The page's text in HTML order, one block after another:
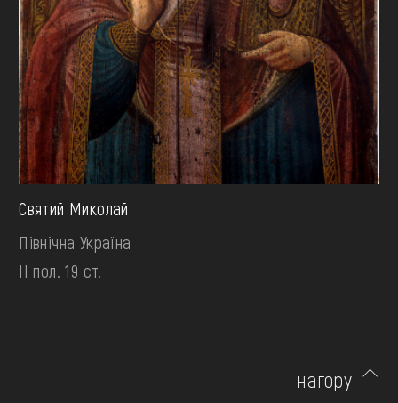
Святий Миколай
Північна Україна
II пол. 19 ст.
нагору